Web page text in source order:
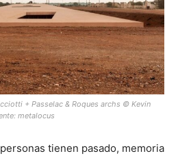
+ Passelac & Roques archs © Kevin
metalocus
tienen pasado, memoria